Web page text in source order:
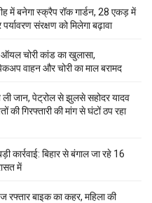
में बनेगा स्क्रैप रॉक गार्डन, 28 एकड़ में
संरक्षण को मिलेगा बढ़ावा
चोरी कांड का खुलासा,
वाहन और चोरी का माल बरामद
ली जान, पेट्रोल से झुलसे सहोदर यादव
गिरफ्तारी की मांग से घंटों ठप रहा
बिहार से बंगाल जा रहे 16
में
रफ्तार बाइक का कहर, महिला की